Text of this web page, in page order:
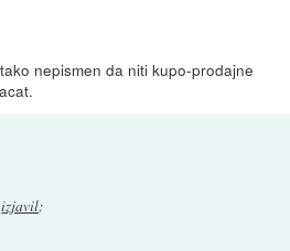
nepismen da niti kupo-prodajne
izjavil: